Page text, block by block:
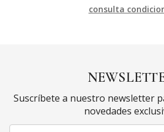
consulta
Suscríbete a nuestro newsletter
novedades